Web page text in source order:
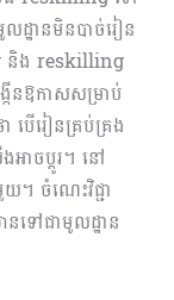
ដ្ឋានមិនបាច់រៀន
ង​ reskilling
ើនឱកាសសម្រាប់
បើរៀនគ្រប់គ្រង
អាចប្ដូរ។ នៅ
។ ​ចំណេះវិជ្ជា
ទៅជាមូលដ្ឋាន